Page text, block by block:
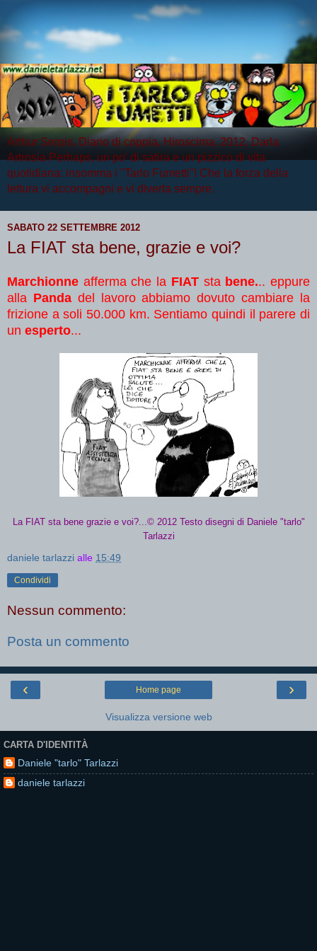
Arthur Serpis, Diario di coppia, Hiroscima, 2012, Darla
Artrosia Perhaps, un po' di satira e un pizzico di vita
quotidiana: insomma i "Tarlo Fumetti"! Che la forza della
lettura vi accompagni e vi diverta sempre.
SABATO 22 SETTEMBRE 2012
La FIAT sta bene, grazie e voi?
Marchionne afferma che la FIATsta bene... eppure
alla Pandadel lavoro abbiamo dovuto cambiare la
frizione a soli 50.000 km. Sentiamo quindi il parere di
un esperto...
La FIAT sta bene grazie e voi?...© 2012 Testo disegni di Daniele "tarlo"
Tarlazzi
daniele tarlazzi alle 15:49
Condividi
Nessun commento:
Posta un commento
‹ ›
Home page
Visualizza versione web
CARTA D'IDENTITÀ
Daniele "tarlo" Tarlazzi
daniele tarlazzi